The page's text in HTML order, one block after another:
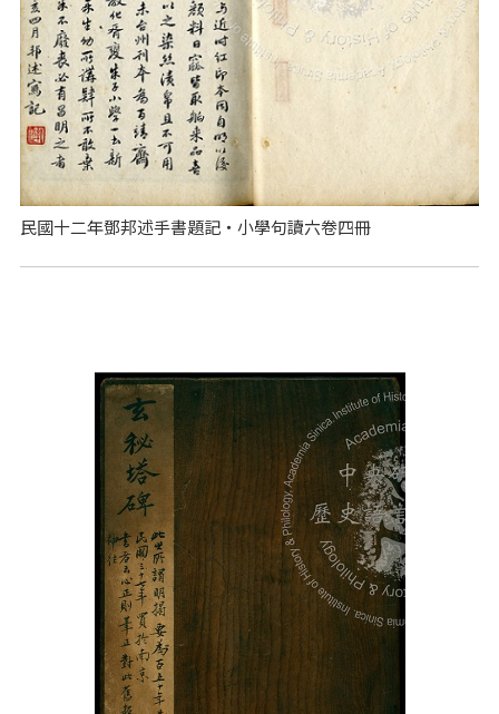
民國十二年鄧邦述手書題記‧小學句讀六卷四冊